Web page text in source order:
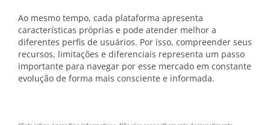
Ao mesmo tempo, cada plataforma apresenta
características próprias e pode atender melhor a
diferentes perfis de usuários. Por isso, compreender seus
recursos, limitações e diferenciais representa um passo
importante para navegar por esse mercado em constante
evolução de forma mais consciente e informada.